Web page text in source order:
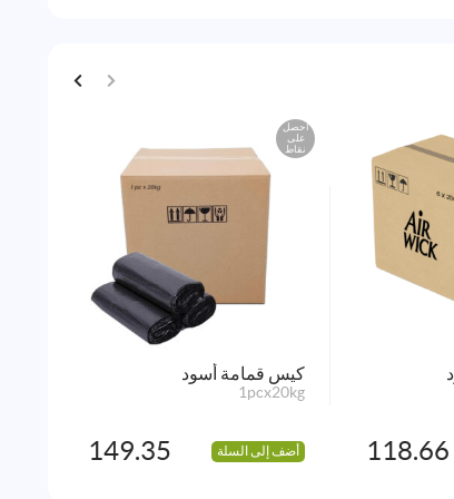
118.66
احصل
على
نقاط
كيس قمامة أسود
1pcx20kg
أضف إلى السلة 149.35